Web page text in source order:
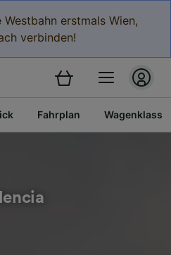
erstmals Wien,
verbinden!
Fahrplan